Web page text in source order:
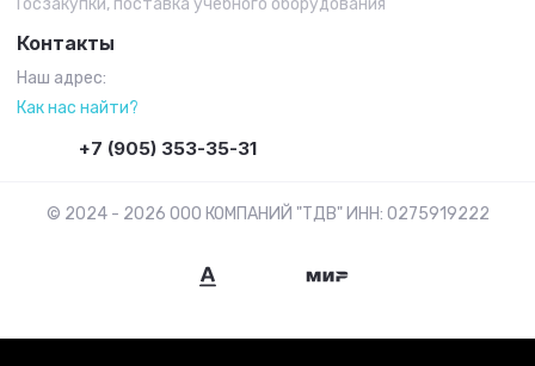
Госзакупки, поставка учебного оборудования
Контакты
Наш адрес:
Как нас найти?
+7 (905) 353-35-31
© 2024 - 2026 ООО КОМПАНИЙ "ТДВ" ИНН: 0275919222